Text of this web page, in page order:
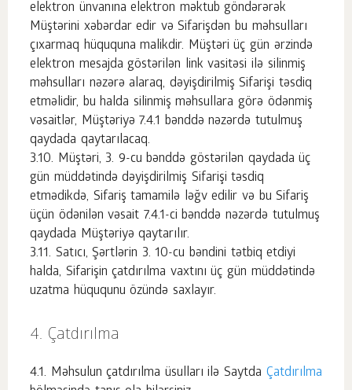
elektron ünvanına elektron məktub göndərərək
Müştərini xəbərdar edir və Sifarişdən bu məhsulları
çıxarmaq hüququna malikdir. Müştəri üç gün ərzində
elektron mesajda göstərilən link vasitəsi ilə silinmiş
məhsulları nəzərə alaraq, dəyişdirilmiş Sifarişi təsdiq
etməlidir, bu halda silinmiş məhsullara görə ödənmiş
vəsaitlər, Müştəriyə 7.4.1 bənddə nəzərdə tutulmuş
qaydada qaytarılacaq.
Müştəri, 3. 9-cu bənddə göstərilən qaydada üç
gün müddətində dəyişdirilmiş Sifarişi təsdiq
etmədikdə, Sifariş tamamilə ləğv edilir və bu Sifariş
üçün ödənilən vəsait 7.4.1-ci bənddə nəzərdə tutulmuş
qaydada Müştəriyə qaytarılır.
Satıcı, Şərtlərin 3. 10-cu bəndini tətbiq etdiyi
halda, Sifarişin çatdırılma vaxtını üç gün müddətində
uzatma hüququnu özündə saxlayır.
Çatdırılma
Məhsulun çatdırılma üsulları ilə Saytda Çatdırılma